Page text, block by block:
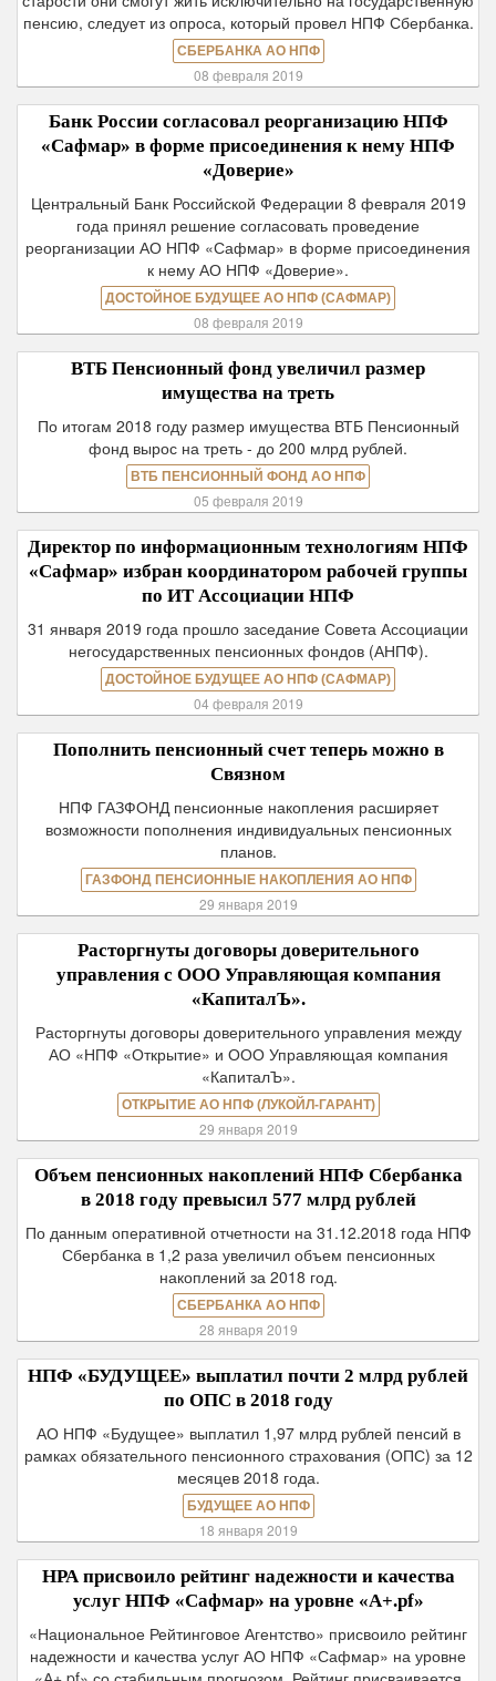
пенсию, следует из опроса, который провел НПФ Сбербанка.
СБЕРБАНКА АО НПФ
08 февраля 2019
Банк России согласовал реорганизацию НПФ
«Сафмар» в форме присоединения к нему НПФ
«Доверие»
Центральный Банк Российской Федерации 8 февраля 2019
года принял решение согласовать проведение
реорганизации АО НПФ «Сафмар» в форме присоединения
к нему АО НПФ «Доверие».
ДОСТОЙНОЕ БУДУЩЕЕ АО НПФ (САФМАР)
08 февраля 2019
ВТБ Пенсионный фонд увеличил размер
имущества на треть
По итогам 2018 году размер имущества ВТБ Пенсионный
фонд вырос на треть - до 200 млрд рублей.
ВТБ ПЕНСИОННЫЙ ФОНД АО НПФ
05 февраля 2019
Директор по информационным технологиям НПФ
«Сафмар» избран координатором рабочей группы
по ИТ Ассоциации НПФ
31 января 2019 года прошло заседание Совета Ассоциации
негосударственных пенсионных фондов (АНПФ).
ДОСТОЙНОЕ БУДУЩЕЕ АО НПФ (САФМАР)
04 февраля 2019
Пополнить пенсионный счет теперь можно в
Связном
НПФ ГАЗФОНД пенсионные накопления расширяет
возможности пополнения индивидуальных пенсионных
планов.
ГАЗФОНД ПЕНСИОННЫЕ НАКОПЛЕНИЯ АО НПФ
29 января 2019
Расторгнуты договоры доверительного
управления с ООО Управляющая компания
«КапиталЪ».
Расторгнуты договоры доверительного управления между
АО «НПФ «Открытие» и ООО Управляющая компания
«КапиталЪ».
ОТКРЫТИЕ АО НПФ (ЛУКОЙЛ-ГАРАНТ)
29 января 2019
Объем пенсионных накоплений НПФ Сбербанка
в 2018 году превысил 577 млрд рублей
По данным оперативной отчетности на 31.12.2018 года НПФ
Сбербанка в 1,2 раза увеличил объем пенсионных
накоплений за 2018 год.
СБЕРБАНКА АО НПФ
28 января 2019
НПФ «БУДУЩЕЕ» выплатил почти 2 млрд рублей
по ОПС в 2018 году
АО НПФ «Будущее» выплатил 1,97 млрд рублей пенсий в
рамках обязательного пенсионного страхования (ОПС) за 12
месяцев 2018 года.
БУДУЩЕЕ АО НПФ
18 января 2019
НРА присвоило рейтинг надежности и качества
услуг НПФ «Сафмар» на уровне «А+.pf»
«Национальное Рейтинговое Агентство» присвоило рейтинг
надежности и качества услуг АО НПФ «Сафмар» на уровне